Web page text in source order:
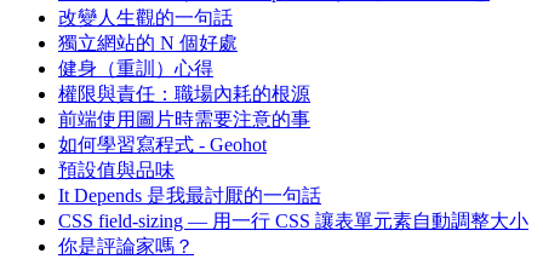
改變人生觀的一句話
獨立網站的 N 個好處
健身（重訓）心得
權限與責任：職場內耗的根源
前端使用圖片時需要注意的事
如何學習寫程式 - Geohot
預設值與品味
It Depends 是我最討厭的一句話
CSS field-sizing — 用一行 CSS 讓表單元素自動調整大小
你是評論家嗎？